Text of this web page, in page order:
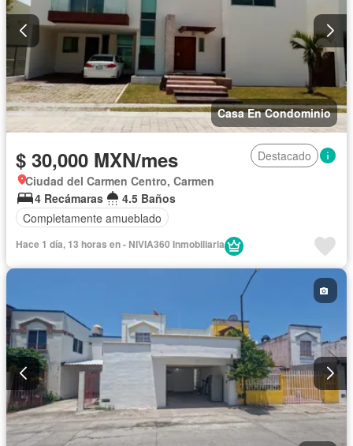
Casa En Condominio
$ 30,000 MXN/mes
Destacado
Ciudad del Carmen Centro, Carmen
4 Recámaras
4.5 Baños
Completamente amueblado
Hace 1 día, 13 horas en - NIVIA360 Inmobiliaria